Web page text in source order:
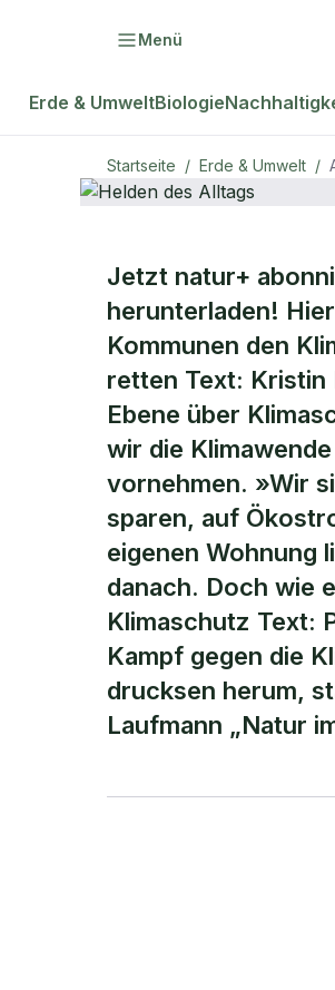
Menü
Erde & UmweltBiologie
Startseite / Erde & Umwelt /
ERDE & UMWELT
Alltags
Jetzt natur+
herunterladen!
Kommunen den
retten Text: Kristin
Ebene über
wir die
vornehmen. »Wir
sparen, auf
eigenen Wohnung
danach. Doch wie
Klimaschutz Text:
Kampf gegen die
drucksen herum,
Laufmann „Natur